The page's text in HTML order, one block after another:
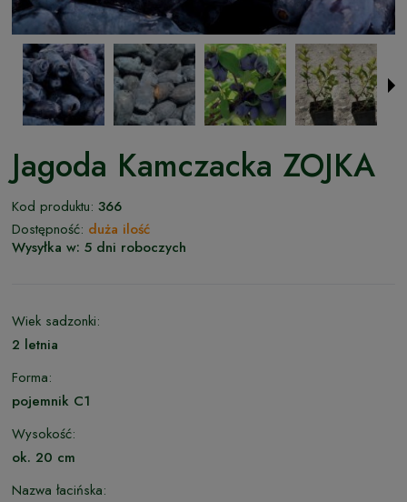
Jagoda Kamczacka ZOJKA
Kod produktu: 366
Dostępność: duża ilość
Wysyłka w: 5 dni roboczych
Wiek sadzonki:
2 letnia
Forma:
pojemnik C1
Wysokość:
ok. 20 cm
Nazwa łacińska: